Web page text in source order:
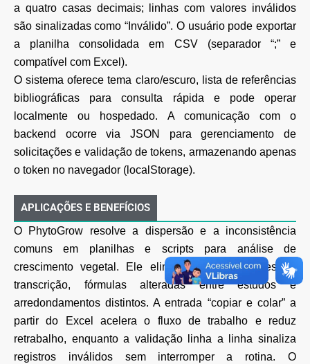
a quatro casas decimais; linhas com valores inválidos
são sinalizadas como “Inválido”. O usuário pode exportar
a planilha consolidada em CSV (separador “;” e
compatível com Excel).
O sistema oferece tema claro/escuro, lista de referências
bibliográficas para consulta rápida e pode operar
localmente ou hospedado. A comunicação com o
backend ocorre via JSON para gerenciamento de
solicitações e validação de tokens, armazenando apenas
o token no navegador (localStorage).
APLICAÇÕES E BENEFÍCIOS
O PhytoGrow resolve a dispersão e a inconsistência
comuns em planilhas e scripts para análise de
crescimento vegetal. Ele elimina erros frequentes de
transcrição, fórmulas alteradas entre estudos e
arredondamentos distintos. A entrada “copiar e colar” a
partir do Excel acelera o fluxo de trabalho e
reduz
retrabalho, enquanto a validação linha a linha sinaliza
registros inválidos sem interromper a
rotina. O